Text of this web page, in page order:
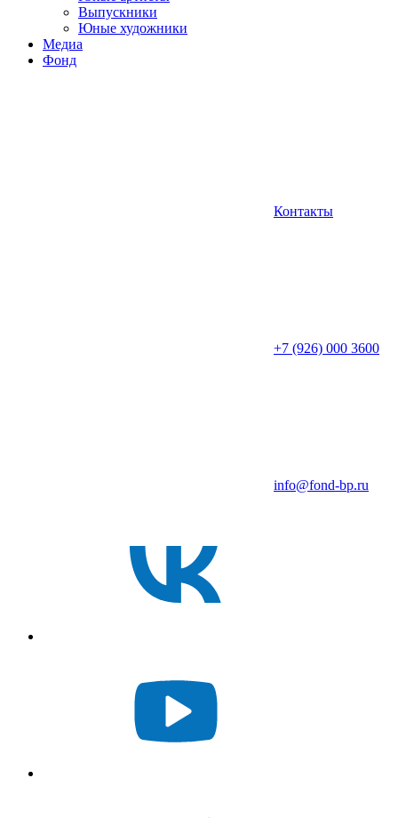
Выпускники
Юные художники
Медиа
Фонд
Контакты
+7 (926) 000 3600
info@fond-bp.ru